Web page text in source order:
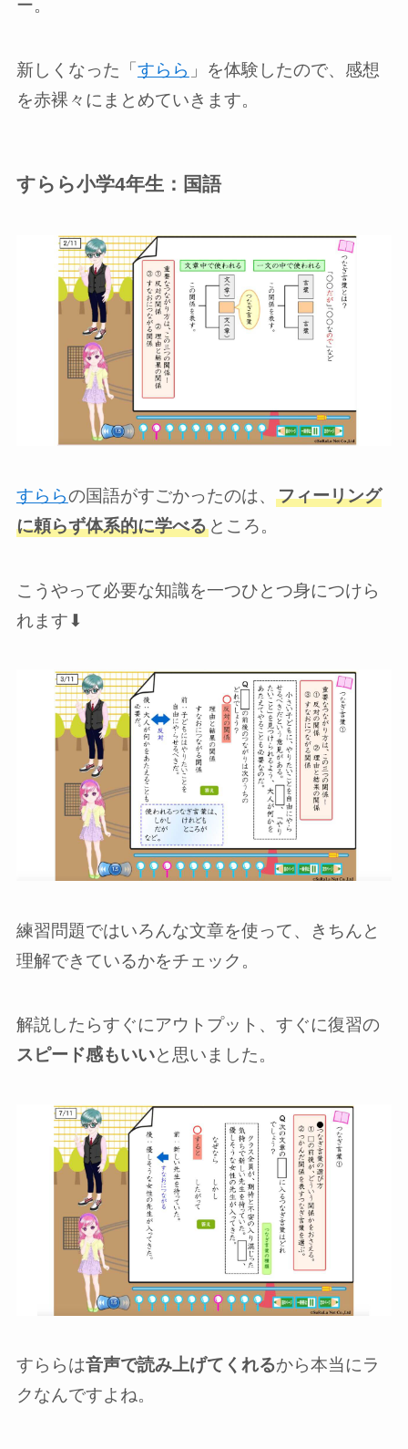
ー。
新しくなった「 すらら 」を体験したので、感想
を赤裸々にまとめていきます。
すらら小学4年生：国語
すららの国語がすごかったのは、 フィーリング
に頼らず体系的に学べるところ。
こうやって必要な知識を一つひとつ身につけら
れます⬇︎
練習問題ではいろんな文章を使って、きちんと
理解できているかをチェック。
解説したらすぐにアウトプット、すぐに復習の
スピード感もいいと思いました。
すららは音声で読み上げてくれるから本当にラ
クなんですよね。